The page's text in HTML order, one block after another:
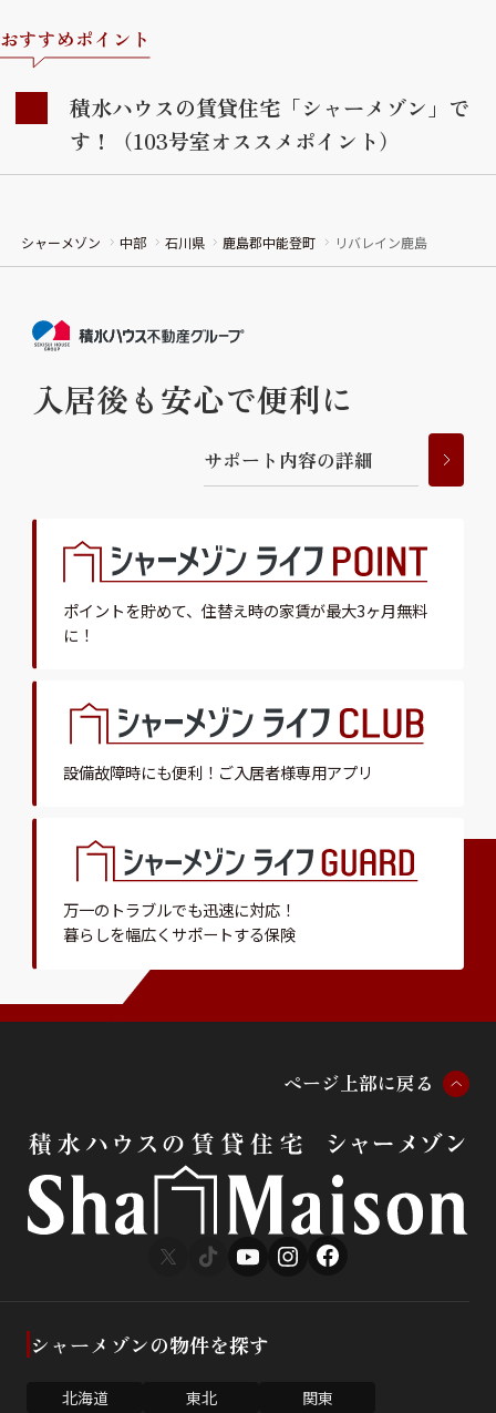
お問い合わせ・よくある質問
シャーメゾンライフ CLUB
らくらくパートナー
シャーメゾンライフ GUARD
らくらくプラチナ
おすすめポイント
積水ハウスの賃貸住宅「シャーメゾン」で
す！（103号室オススメポイント）
シャーメゾン 中部 石川県 鹿島郡中能登町 リバレイン鹿島
入居後も安心で便利に
サポー ト 内容の詳細
ポイントを貯めて、 住替え時の家賃が最大3ヶ月無料
に！
設備故障時にも便利！ ご入居者様専用アプリ
万一のトラブルでも迅速に対応！
暮らしを幅広くサポートする保険
ページ 上部に戻る
シャーメゾンの物件を探す
北海道 東北
関東